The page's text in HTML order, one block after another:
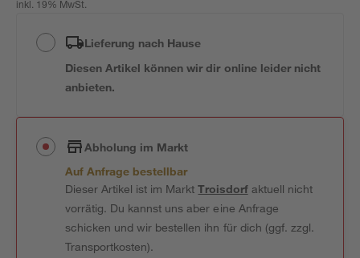
inkl. 19% MwSt.
Lieferung nach Hause
Diesen Artikel können wir dir online leider nicht
anbieten.
Abholung im Markt
Auf Anfrage bestellbar
Dieser Artikel ist im MarktTroisdorfaktuell nicht
vorrätig. Du kannst uns aber eine Anfrage
schicken und wir bestellen ihn für dich (ggf. zzgl.
Transportkosten).